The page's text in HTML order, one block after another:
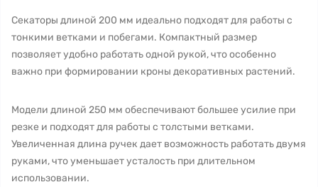
Секаторы длиной 200 мм идеально подходят для работы с
тонкими ветками и побегами. Компактный размер
позволяет удобно работать одной рукой, что особенно
важно при формировании кроны декоративных растений.
Модели длиной 250 мм обеспечивают большее усилие при
резке и подходят для работы с толстыми ветками.
Увеличенная длина ручек дает возможность работать двумя
руками, что уменьшает усталость при длительном
использовании.